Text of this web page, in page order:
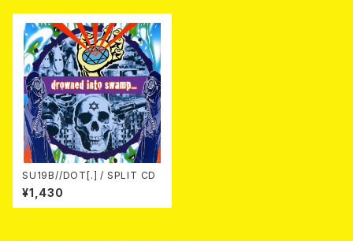
SU19B//DOT[.] / SPLIT CD
¥1,430